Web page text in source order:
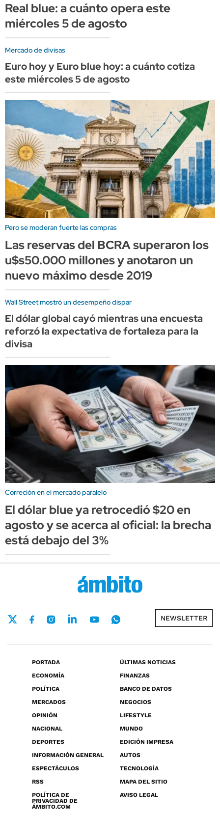
Real blue: a cuánto opera este
miércoles 5 de agosto
Mercado de divisas
Euro hoy y Euro blue hoy: a cuánto cotiza
este miércoles 5 de agosto
Pero se moderan fuerte las compras
Las reservas del BCRA superaron los
u$s50.000 millones y anotaron un
nuevo máximo desde 2019
Wall Street mostró un desempeño dispar
El dólar global cayó mientras una encuesta
reforzó la expectativa de fortaleza para la
divisa
Correción en el mercado paralelo
El dólar blue ya retrocedió $20 en
agosto y se acerca al oficial: la brecha
está debajo del 3%
NEWSLETTER
PORTADA
ÚLTIMAS NOTICIAS
ECONOMÍA
FINANZAS
POLÍTICA
BANCO DE DATOS
MERCADOS
NEGOCIOS
OPINIÓN
LIFESTYLE
NACIONAL
MUNDO
DEPORTES
EDICIÓN IMPRESA
INFORMACIÓN GENERAL
AUTOS
ESPECTÁCULOS
TECNOLOGÍA
RSS
MAPA DEL SITIO
POLÍTICA DE
PRIVACIDAD DE
ÁMBITO.COM
AVISO LEGAL